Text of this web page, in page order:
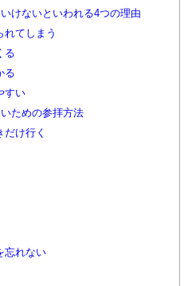
けないといわれる4つの理由
れてしまう
る
る
すい
ための参拝方法
だけ行く
忘れない